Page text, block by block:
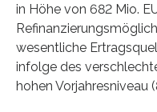
in Höhe von 682 Mio.
wesentliche
infolge des
hohen Vorjahresniveau